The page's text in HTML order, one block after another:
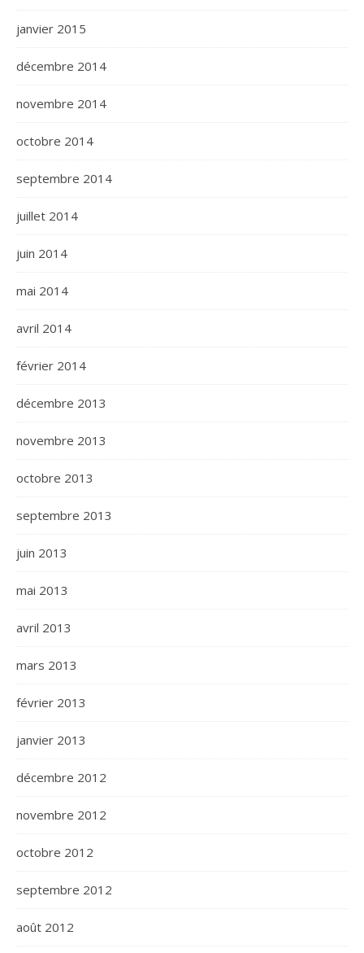
janvier 2015
décembre 2014
novembre 2014
octobre 2014
septembre 2014
juillet 2014
juin 2014
mai 2014
avril 2014
février 2014
décembre 2013
novembre 2013
octobre 2013
septembre 2013
juin 2013
mai 2013
avril 2013
mars 2013
février 2013
janvier 2013
décembre 2012
novembre 2012
octobre 2012
septembre 2012
août 2012